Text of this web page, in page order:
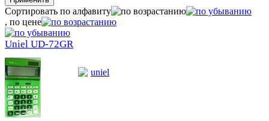
Сортировать по алфавиту
, по цене
Uniel UD-72GR
uniel